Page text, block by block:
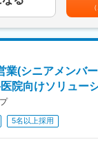
活用し、歯科医院の業務
X」を通じて、
ならではのスピード感
案やチャレンジが歓迎
社の定める業務
ループとしての教育体制
の顧客向けのシステム
を踏まえ、最適なプロ
プロジェクトに期間は
す。
業(シニアメンバ
院向けソリュー
5名以上採用